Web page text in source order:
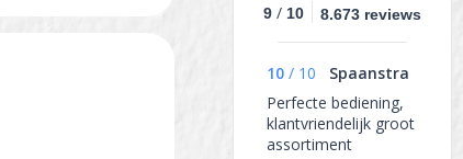
9 / 10 8.673 reviews
10 / 10
Spaanstra
Perfecte bediening,
klantvriendelijk groot
assortiment